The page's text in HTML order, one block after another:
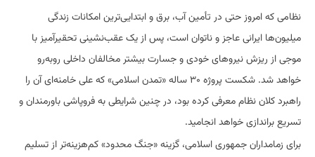
‏نظامی که امروز حتی در تأمین آب، برق و ابتدایی‌ترین امکانات زندگی
میلیون‌ها ایرانی عاجز و ناتوان است، پس از یک عقب‌نشینی تحقیرآمیز با
موجی از ریزش نیروهای خودی و جسارت بیشتر مخالفان داخلی روبه‌رو
خواهد شد. شکست پروژه ۳۰ ساله «تمدن اسلامی» که علی خامنه‌ای آن را
راهبرد کلان نظام معرفی کرده بود، در چنین شرایطی به فروپاشی باورمندان و
تسریع براندازی خواهد انجامید.
‏برای زمامداران جمهوری اسلامی، گزینه «جنگ محدود» کم‌هزینه‌تر از تسلیم